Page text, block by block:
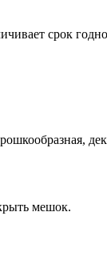
срок
мешок.